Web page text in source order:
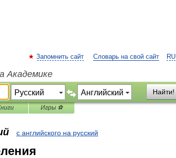
RU
Запомнить сайт Словарь на свой сайт
Академике
Найти!
Игры ⚽
с английского на русский